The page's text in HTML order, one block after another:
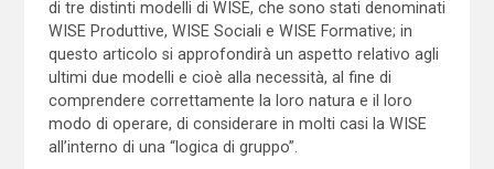
di tre distinti modelli di WISE, che sono stati denominati
WISE Produttive, WISE Sociali e WISE Formative; in
questo articolo si approfondirà un aspetto relativo agli
ultimi due modelli e cioè alla necessità, al fine di
comprendere correttamente la loro natura e il loro
modo di operare, di considerare in molti casi la WISE
all’interno di una “logica di gruppo”.